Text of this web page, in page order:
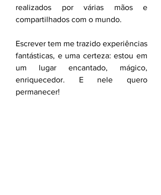
realizados por várias mãos e
compartilhados com o mundo.
Escrever tem me trazido experiências
fantásticas, e uma certeza: estou em
um lugar encantado, mágico,
enriquecedor. E nele quero
permanecer!